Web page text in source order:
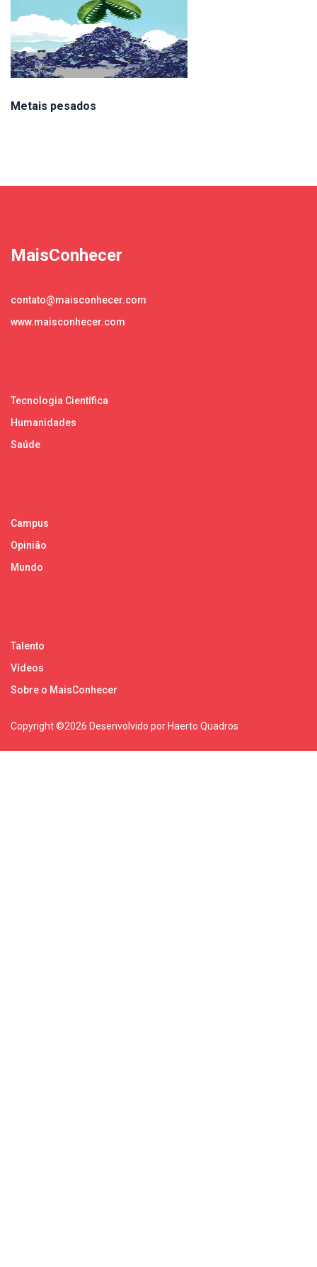
Metais pesados
MaisConhecer
contato@maisconhecer.com
www.maisconhecer.com
Tecnologia Científica
Humanidades
Saúde
Campus
Opinião
Mundo
Talento
Vídeos
Sobre o MaisConhecer
Copyright ©2026 Desenvolvido por Haerto Quadros